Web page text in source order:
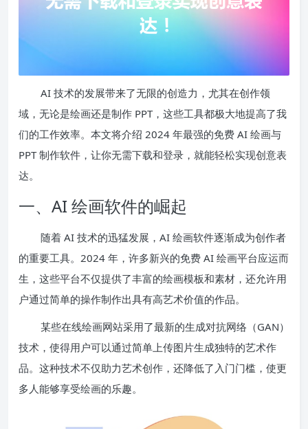
AI 技术的发展带来了无限的创造力，尤其在创作领
域，无论是绘画还是制作 PPT，这些工具都极大地提高了我
们的工作效率。本文将介绍 2024 年最强的免费 AI 绘画与
PPT 制作软件，让你无需下载和登录，就能轻松实现创意表
达。
一、AI 绘画软件的崛起
随着 AI 技术的迅猛发展，AI 绘画软件逐渐成为创作者
的重要工具。2024 年，许多新兴的免费 AI 绘画平台应运而
生，这些平台不仅提供了丰富的绘画模板和素材，还允许用
户通过简单的操作制作出具有高艺术价值的作品。
某些在线绘画网站采用了最新的生成对抗网络（GAN）
技术，使得用户可以通过简单上传图片生成独特的艺术作
品。这种技术不仅助力艺术创作，还降低了入门门槛，使更
多人能够享受绘画的乐趣。